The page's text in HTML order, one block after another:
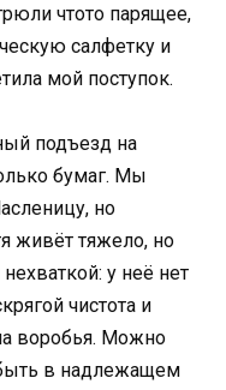
чтото парящее,
салфетку и
мой поступок.
подъезд на
бумаг. Мы
но
живёт тяжело, но
у неё нет
чистота и
воробья. Можно
в надлежащем